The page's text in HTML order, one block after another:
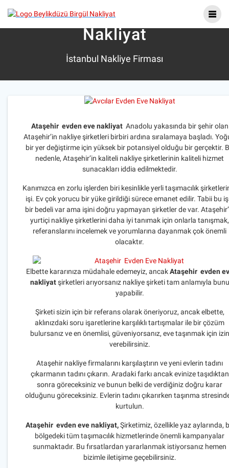
to
Ataşehir Evden Eve
Nakliyat
İstanbul Nakliye Firması
Ataşehir evden eve nakliyatAnadolu yakasında bir şehir olan
Ataşehir’in nakliye şirketleri birbiri ardına sıralamaya başladı.
bir yer değiştirme için yüksek bir potansiyel olduğu bir gerçektir.
nedenle, Ataşehir’in kaliteli nakliye şirketlerinin kaliteli hizmet
sunacakları iddia edilmektedir.
Kanımızca en zorlu işlerden biri kesinlikle yerli taşımacılık
işi. Ev çok yorucu bir yüke girildiği sürece emanet edilir. Tabii bu
bir bedeli var ama işini doğru yapmayan şirketler de var.
yurtiçi nakliye şirketlerini daha iyi tanımak için onlarla tanışmak,
referanslarını incelemek ve yorumlarına dayanmak çok önemli
olacaktır.
Elbette kararınıza müdahale edemeyiz, ancakAtaşehir evden
nakliyatşirketleri arıyorsanız nakliye şirketi tam anlamıyla bunu
yapabilir.
Şirketi sizin için bir referans olarak öneriyoruz, ancak elbette,
aklınızdaki soru işaretlerine karşılıklı tartışmalar ile bir çözüm
bulursanız ve en önemlisi, güveniyorsanız, eve taşınmak için izin
verebilirsiniz.
Ataşehir nakliye firmalarını karşılaştırın ve yeni evlerin tadını
çıkarmanın tadını çıkarın. Aradaki farkı ancak evinize taşıdıktan
sonra göreceksiniz ve bunun belki de verdiğiniz doğru karar
olduğunu göreceksiniz. Evlerin tadını çıkarırken taşınma
kurtulun.
Ataşehir evden eve nakliyat,Şirketimiz, özellikle yaz aylarında,
bölgedeki tüm taşımacılık hizmetlerinde önemli kampanyalar
sunmaktadır. Bu fırsatlardan yararlanmak istiyorsanız hemen
bizimle iletişime geçebilirsiniz.